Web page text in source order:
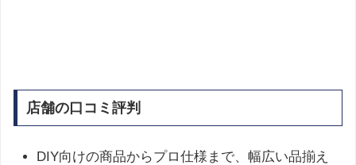
店舗の口コミ評判
DIY向けの商品からプロ仕様まで、幅広い品揃え